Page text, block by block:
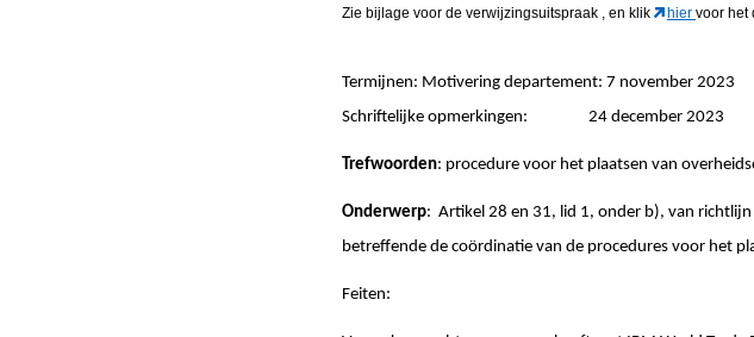
Zie bijlage voor de verwijzingsuitspraak , en klik hier voor het
Termijnen: Motivering departement: 7 november 2023
Schriftelijke opmerkingen: 24 december 2023
Trefwoorden: procedure voor het plaatsen van
Onderwerp: Artikel 28 en 31, lid 1, onder b), van
betreffende de coördinatie van de procedures voor het
Feiten: